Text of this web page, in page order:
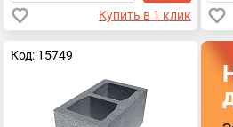
Купить в 1 клик
Код: 15749